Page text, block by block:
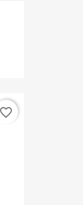
favorite_border